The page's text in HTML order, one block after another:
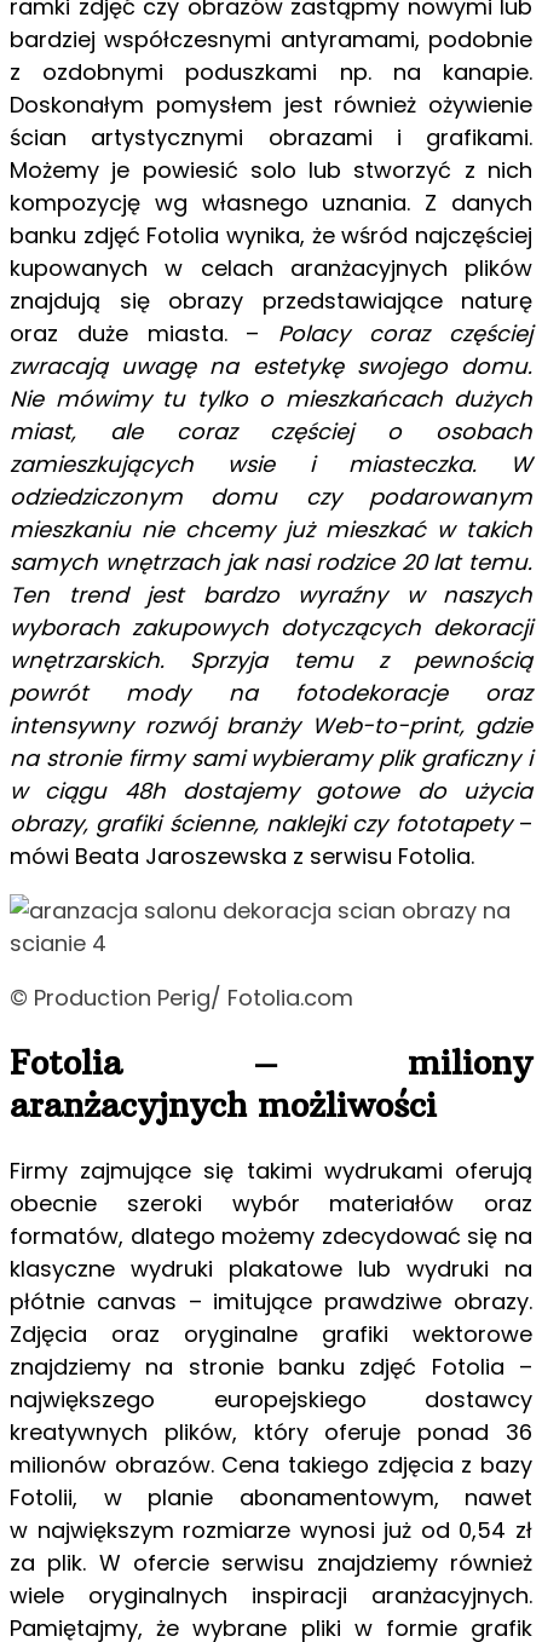
ramki zdjęć czy obrazów zastąpmy nowymi lub
bardziej współczesnymi antyramami, podobnie
z ozdobnymi poduszkami np. na kanapie.
Doskonałym pomysłem jest również ożywienie
ścian artystycznymi obrazami i grafikami.
Możemy je powiesić solo lub stworzyć z nich
kompozycję wg własnego uznania. Z danych
banku zdjęć Fotolia wynika, że wśród najczęściej
kupowanych w celach aranżacyjnych plików
znajdują się obrazy przedstawiające naturę
oraz duże miasta. – Polacy coraz częściej
zwracają uwagę na estetykę swojego domu.
Nie mówimy tu tylko o mieszkańcach dużych
miast, ale coraz częściej o osobach
zamieszkujących wsie i miasteczka. W
odziedziczonym domu czy podarowanym
mieszkaniu nie chcemy już mieszkać w takich
samych wnętrzach jak nasi rodzice 20 lat temu.
Ten trend jest bardzo wyraźny w naszych
wyborach zakupowych dotyczących dekoracji
wnętrzarskich. Sprzyja temu z pewnością
powrót mody na fotodekoracje oraz
intensywny rozwój branży Web-to-print, gdzie
na stronie firmy sami wybieramy plik graficzny i
w ciągu 48h dostajemy gotowe do użycia
obrazy, grafiki ścienne, naklejki czy fototapety–
mówi Beata Jaroszewska z serwisu Fotolia.
© Production Perig/ Fotolia.com
Fotolia – miliony
aranżacyjnych możliwości
Firmy zajmujące się takimi wydrukami oferują
obecnie szeroki wybór materiałów oraz
formatów, dlatego możemy zdecydować się na
klasyczne wydruki plakatowe lub wydruki na
płótnie canvas – imitujące prawdziwe obrazy.
Zdjęcia oraz oryginalne grafiki wektorowe
znajdziemy na stronie banku zdjęć Fotolia –
największego europejskiego dostawcy
kreatywnych plików, który oferuje ponad 36
milionów obrazów. Cena takiego zdjęcia z bazy
Fotolii, w planie abonamentowym, nawet
w największym rozmiarze wynosi już od 0,54 zł
za plik. W ofercie serwisu znajdziemy również
wiele oryginalnych inspiracji aranżacyjnych.
Pamiętajmy, że wybrane pliki w formie grafik